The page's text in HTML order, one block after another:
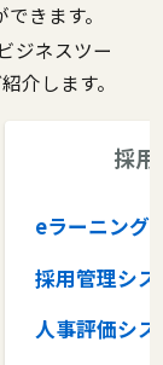
きます。
ジネスツー
介します。
採
eラーニング
採用管理シス
人事評価シス